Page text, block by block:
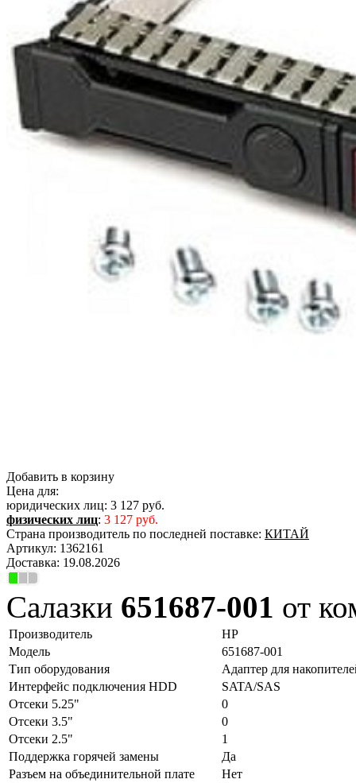
Добавить в корзину
Цена для:
юридических лиц: 3 127 руб.
физических лиц: 3 127 руб.
Страна производитель по последней поставке: КИТАЙ
Артикул: 1362161
Доставка: 19.08.2026
Салазки 651687-001 от
Производитель
HP
Модель
651687-001
Тип оборудования
Адаптер для
Интерфейс подключения HDD
SATA/SAS
Отсеки 5.25"
0
Отсеки 3.5"
0
Отсеки 2.5"
1
Поддержка горячей замены
Да
Разъем на объединительной плате
Нет